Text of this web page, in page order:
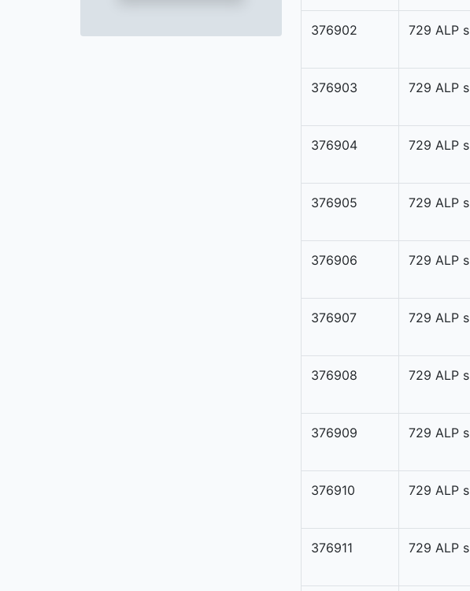
376902 729 ALP s
376903 729 ALP s
376904 729 ALP s
376905 729 ALP s
376906 729 ALP s
376907 729 ALP s
376908 729 ALP s
376909 729 ALP s
376910 729 ALP s
376911 729 ALP s